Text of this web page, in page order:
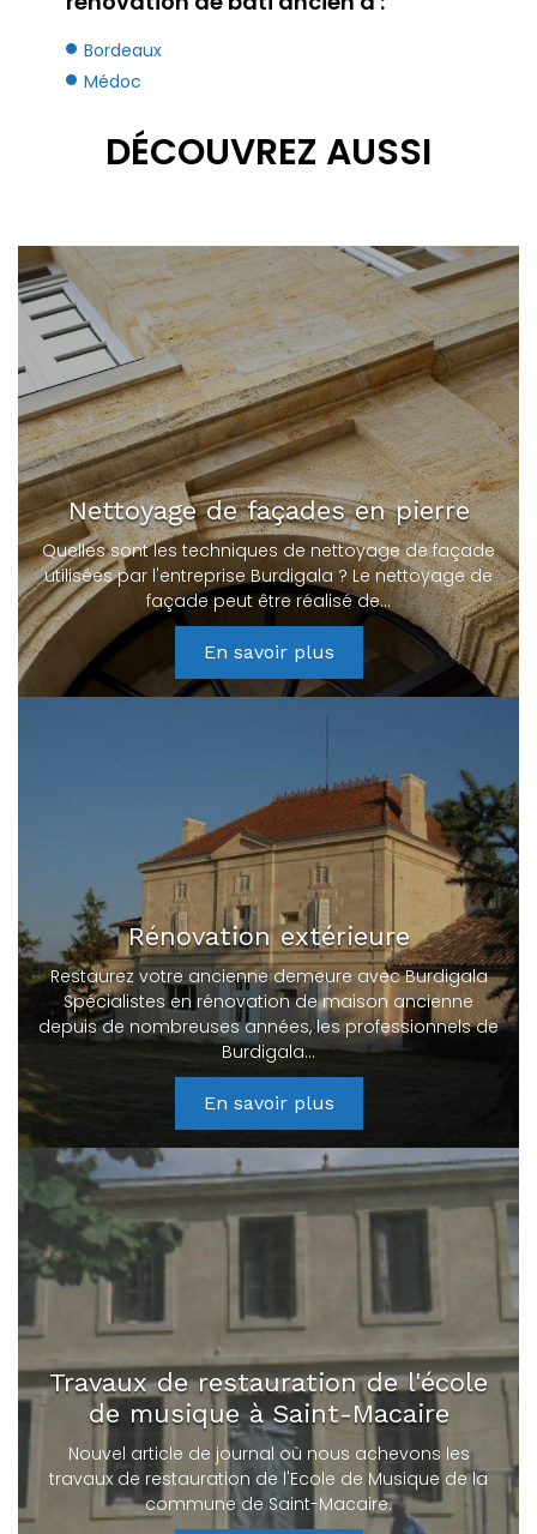
Bordeaux
Médoc
DÉCOUVREZ AUSSI
Nettoyage de façades en pierre
Quelles sont les techniques de nettoyage de façade
utilisées par l'entreprise Burdigala ? Le nettoyage de
façade peut être réalisé de…
En savoir plus
Rénovation extérieure
Restaurez votre ancienne demeure avec Burdigala
Spécialistes en rénovation de maison ancienne
depuis de nombreuses années, les professionnels de
Burdigala…
En savoir plus
Travaux de restauration de l'école
de musique à Saint-Macaire
Nouvel article de journal où nous achevons les
travaux de restauration de l'Ecole de Musique de la
commune de Saint-Macaire.